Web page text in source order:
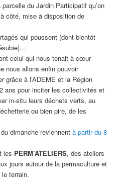
du Jardin Participatif qu’on
côté, mise à disposition de
qui poussent (dont bientôt
celui qui nous tenait à cœur
nous allons enfin pouvoir
grâce à l’ADEME et la Région
ans pour inciter les collectivités et
in-situ leurs déchets verts, au
ou bien pire, de les
dimanche reviennentà partir du 8
les PERM’ATELIERS, des ateliers
jours autour de la permaculture et
terrain.